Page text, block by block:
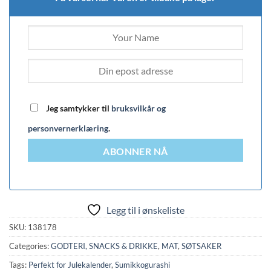
Jeg samtykker til bruksvilkår og
personvernerklæring.
ABONNER NÅ
Legg til i ønskeliste
SKU: 138178
Categories:GODTERI, SNACKS & DRIKKE, MAT, SØTSAKER
Tags: Perfekt for Julekalender, Sumikkogurashi